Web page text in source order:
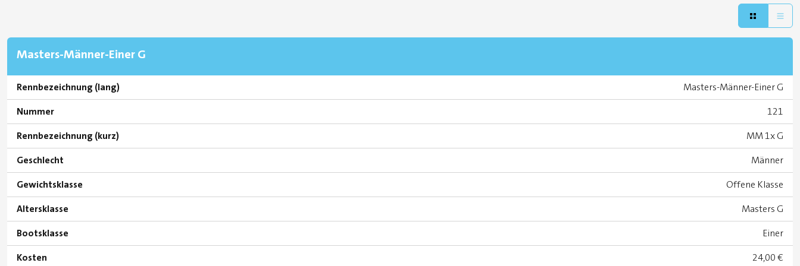
Masters-Männer-Einer G
Rennbezeichnung (lang)
Masters-Männer-Einer G
Nummer
121
Rennbezeichnung (kurz)
MM 1x G
Geschlecht
Männer
Gewichtsklasse
Offene Klasse
Altersklasse
Masters G
Bootsklasse
Einer
Kosten
24,00 €